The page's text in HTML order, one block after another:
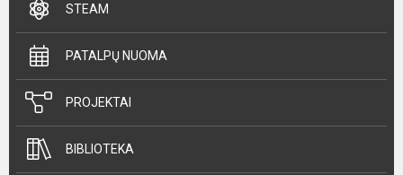
STEAM
PATALPŲ NUOMA
PROJEKTAI
BIBLIOTEKA